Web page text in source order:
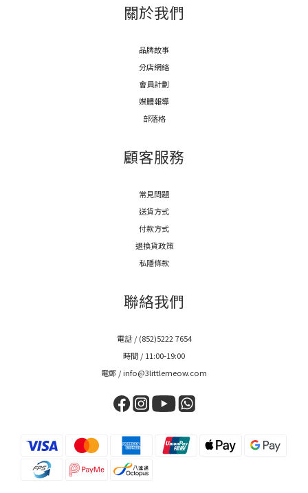
關於我們
品牌故事
分店網絡
會員計劃
媒體報導
部落格
顧客服務
常見問題
送貨方式
付款方式
退換貨政策
私隱條款
聯絡我們
電話 / (852)5222 7654
時間 / 11:00-19:00
電郵 / info@3littlemeow.com